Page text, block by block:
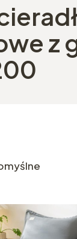
z